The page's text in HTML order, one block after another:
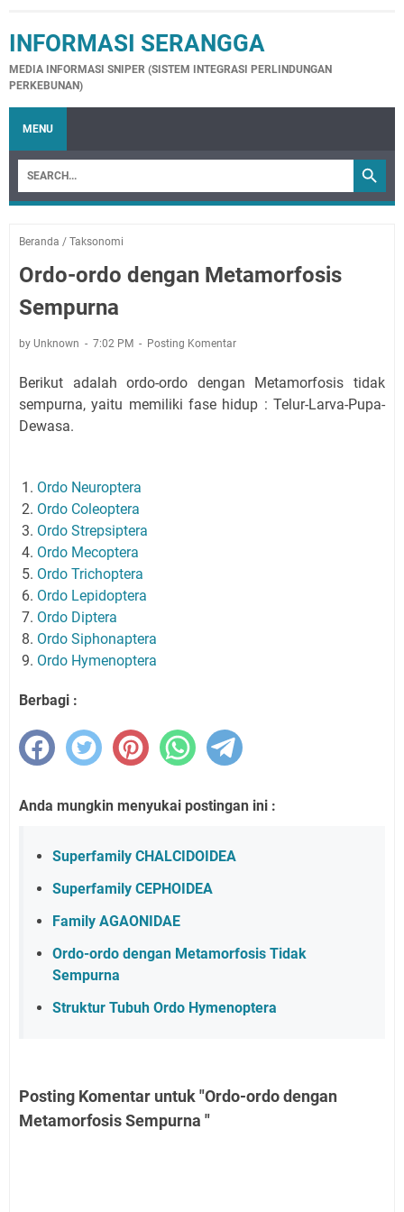
INFORMASI SERANGGA
MEDIA INFORMASI SNIPER (SISTEM INTEGRASI PERLINDUNGAN
PERKEBUNAN)
MENU
Beranda / Taksonomi
Ordo-ordo dengan Metamorfosis
Sempurna
by Unknown 7:02 PM Posting Komentar
Berikut adalah ordo-ordo dengan Metamorfosis tidak
sempurna, yaitu memiliki fase hidup : Telur-Larva-Pupa-
Dewasa.
Ordo Neuroptera
Ordo Coleoptera
Ordo Strepsiptera
Ordo Mecoptera
Ordo Trichoptera
Ordo Lepidoptera
Ordo Diptera
Ordo Siphonaptera
Ordo Hymenoptera
Berbagi :
Anda mungkin menyukai postingan ini :
Superfamily CHALCIDOIDEA
Superfamily CEPHOIDEA
Family AGAONIDAE
Ordo-ordo dengan Metamorfosis Tidak
Sempurna
Struktur Tubuh Ordo Hymenoptera
Posting Komentar untuk "Ordo-ordo dengan
Metamorfosis Sempurna "